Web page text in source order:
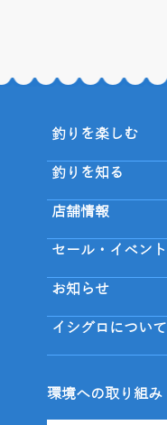
釣りを楽しむ
釣りを知る
店舗情報
セール・イベント
お知らせ
イシグロについて
環境への取り組み